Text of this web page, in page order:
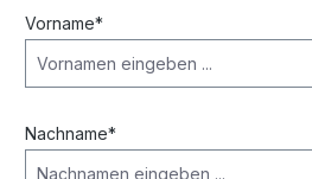
Vorname*
Nachname*